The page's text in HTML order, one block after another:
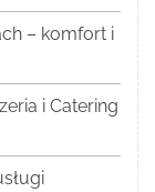
– komfort i
i Catering